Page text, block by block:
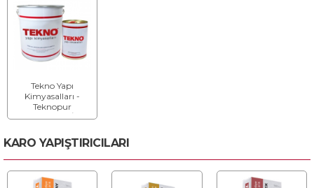
Tekno Yapı
Kimyasalları -
Teknopur
Enjeksiyon (İki
Poliüretan
Enjeksiyon Reçinesi
KARO YAPIŞTIRICILARI